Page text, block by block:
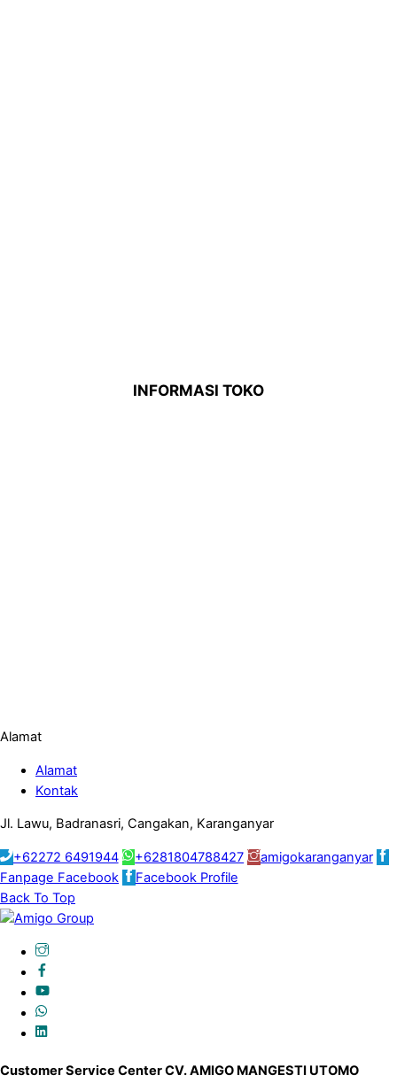
INFORMASI TOKO
Alamat
Alamat
Kontak
Jl. Lawu, Badranasri, Cangakan, Karanganyar
+62272 6491944 +6281804788427
amigokaranganyar
Fanpage Facebook
Facebook Profile
Back To Top
Customer Service Center CV. AMIGO MANGESTI UTOMO